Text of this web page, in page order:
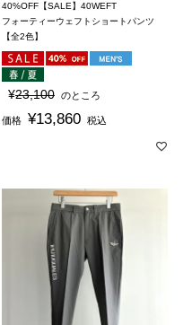
40%OFF【SALE】40WEFT
フォーティーウェフトショートパンツ
【全2色】
¥23,100 のところ
価格 ¥13,860 税込